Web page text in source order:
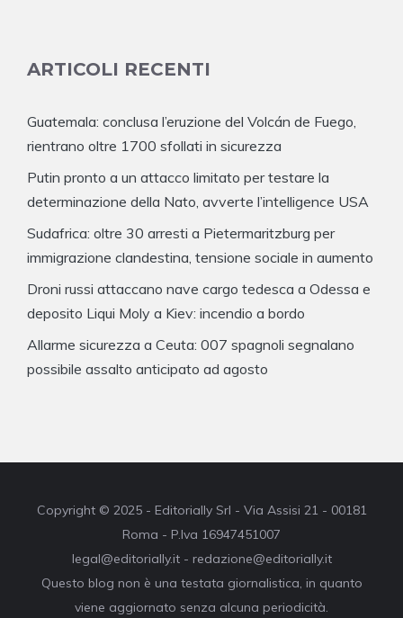
ARTICOLI RECENTI
Guatemala: conclusa l’eruzione del Volcán de Fuego,
rientrano oltre 1700 sfollati in sicurezza
Putin pronto a un attacco limitato per testare la
determinazione della Nato, avverte l’intelligence USA
Sudafrica: oltre 30 arresti a Pietermaritzburg per
immigrazione clandestina, tensione sociale in aumento
Droni russi attaccano nave cargo tedesca a Odessa e
deposito Liqui Moly a Kiev: incendio a bordo
Allarme sicurezza a Ceuta: 007 spagnoli segnalano
possibile assalto anticipato ad agosto
Copyright © 2025 - Editorially Srl - Via Assisi 21 - 00181
Roma - P.Iva 16947451007
legal@editorially.it - redazione@editorially.it
Questo blog non è una testata giornalistica, in quanto
viene aggiornato senza alcuna periodicità.